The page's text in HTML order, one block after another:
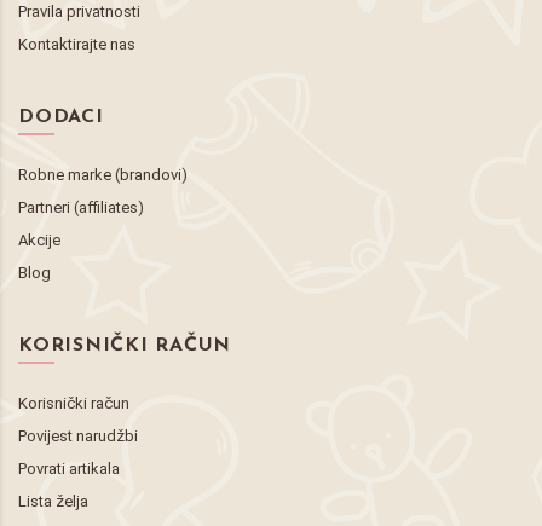
Pravila privatnosti
Kontaktirajte nas
DODACI
Robne marke (brandovi)
Partneri (affiliates)
Akcije
Blog
KORISNIČKI RAČUN
Korisnički račun
Povijest narudžbi
Povrati artikala
Lista želja